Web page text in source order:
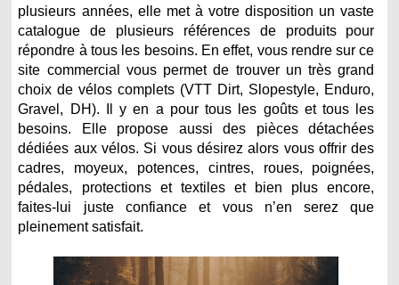
plusieurs années, elle met à votre disposition un vaste
catalogue de plusieurs références de produits pour
répondre à tous les besoins. En effet, vous rendre sur ce
site commercial vous permet de trouver un très grand
choix de vélos complets (VTT Dirt, Slopestyle, Enduro,
Gravel, DH). Il y en a pour tous les goûts et tous les
besoins. Elle propose aussi des pièces détachées
dédiées aux vélos. Si vous désirez alors vous offrir des
cadres, moyeux, potences, cintres, roues, poignées,
pédales, protections et textiles et bien plus encore,
faites-lui juste confiance et vous n’en serez que
pleinement satisfait.